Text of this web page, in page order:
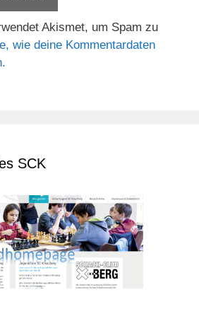
Akismet, um Spam zu
wie deine Kommentardaten
SCK